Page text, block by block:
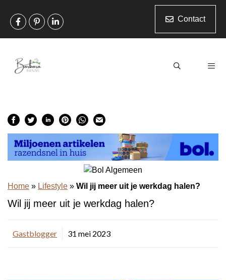
naar
Contact
Home » Lifestyle » Wil jij meer uit je werkdag halen?
Wil jij meer uit je werkdag halen?
Gastblogger 31 mei 2023